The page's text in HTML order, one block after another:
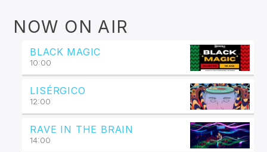
NOW ON AIR
BLACK MAGIC
10:00
LISÉRGICO
12:00
RAVE IN THE BRAIN
14:00